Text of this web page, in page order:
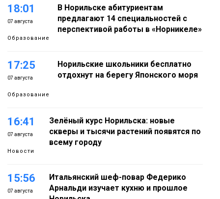
18:01
07 августа
Образование
В Норильске абитуриентам
предлагают 14 специальностей с
перспективой работы в «Норникеле»
17:25
07 августа
Образование
Норильские школьники бесплатно
отдохнут на берегу Японского моря
16:41
07 августа
Новости
Зелёный курс Норильска: новые
скверы и тысячи растений появятся по
всему городу
15:56
07 августа
Итальянский шеф-повар Федерико
Арнальди изучает кухню и прошлое